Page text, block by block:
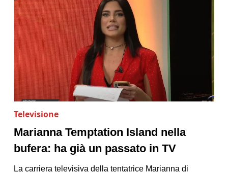
Televisione
Marianna Temptation Island nella
bufera: ha già un passato in TV
La carriera televisiva della tentatrice Marianna di